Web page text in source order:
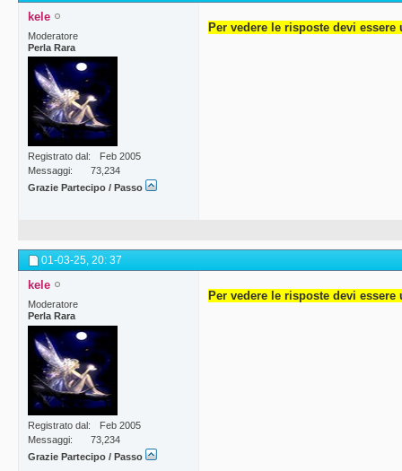
kele
Moderatore
Perla Rara
Registrato dal
Feb 2005
Messaggi
73,234
Grazie Partecipo / Passo
Per vedere le risposte devi
01-03-25, 20: 37
kele
Moderatore
Perla Rara
Registrato dal
Feb 2005
Messaggi
73,234
Grazie Partecipo / Passo
Per vedere le risposte devi